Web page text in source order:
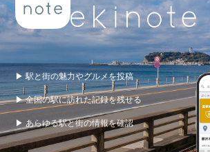
▶ 駅と街の魅力やグルメを投稿
▶ 全国の駅に訪れた記録を残せる
▶ あらゆる駅と街の情報を確認